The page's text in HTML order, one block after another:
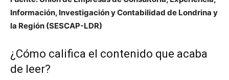
Información, Investigación y Contabilidad de Londrina y
la Región (SESCAP-LDR)
¿Cómo califica el contenido que acaba
de leer?